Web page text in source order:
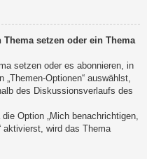
setzen oder ein Thema
setzen oder es abonnieren, in
Optionen“ auswählst,
des Diskussionsverlaufs des
Option „Mich benachrichtigen,
aktivierst, wird das Thema